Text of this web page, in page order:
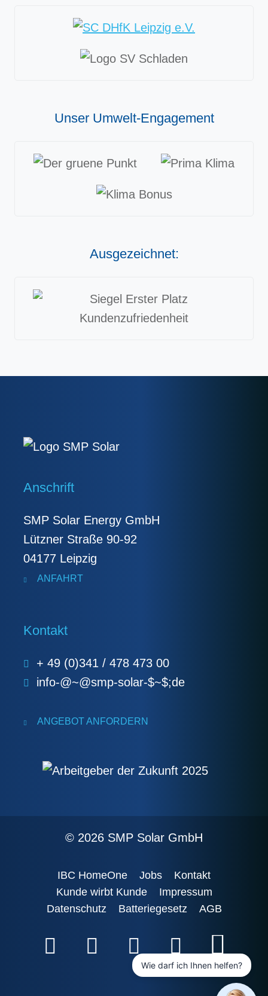
Unser Umwelt-Engagement
Ausgezeichnet:
Anschrift
SMP Solar Energy GmbH
Lützner Straße 90-92
04177 Leipzig
ANFAHRT
Kontakt
+ 49 (0)341 / 478 473 00
info-@~@smp-solar-$~$;de
ANGEBOT ANFORDERN
© 2026 SMP Solar GmbH
IBC HomeOne Jobs
Kontakt
Kunde wirbt Kunde
Impressum
Datenschutz
Batteriegesetz AGB
Wie darf ich Ihnen helfen?